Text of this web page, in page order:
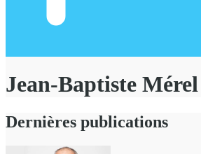
Jean-Baptiste Mérel
Dernières publications